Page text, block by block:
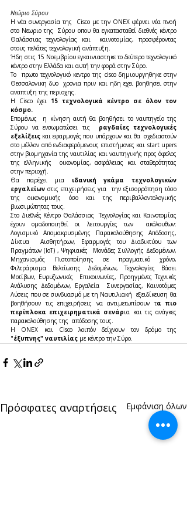
Νεώριο Σύρου
H νέα συνεργασία της  Cisco με την ONEX φέρνει νέα πνοή
στο Νεωριο της  Σύρου οπου θα εγκατασταθεί διεθνές κέντρο
Θαλάσσιας τεχνολογίας και  καινοτομίας, προσφέροντας
στους πελάτες τεχνολογική ανάπτυξη.
Ήδη στις 15 Νοεμβρίου εγκαινιαστηκε το δεύτερο τεχνολογικό
κέντρο στην Ελλάδα και αυτή την φορά στην Σύρο.
Το  πρωτο τεχνολογικό κεντρο της cisco δημιουργηθηκε στην
Θεσσαλονικη δυο  χρονια πριν και ηδη εχει βοηθησει στην
αναπτυξη της περιοχης.
Η Cisco έχει 15 τεχνολογικά κέντρο σε όλον τον
κόσμο.
Επομένως  η κίνηση αυτή θα βοηθήσει το ναυπηγείο της
Σύρου να ενσωματώσει τις
ραγδαίες τεχνολογικές
εξελίξεις και εφαρμογές που υπάρχουν και θα  σχεδιαστούν
στο μέλλον από ενδιαφερόμενους επιστήμονες και start upers
στην βιομηχανία της ναυτιλίας και ναυπηγικής προς όφελος
της ελληνικής  οικονομίας, ασφάλειας και σταθερότητας
στην περιοχή.
Θα παρέχει μια ιδανική γκάμα τεχνολογικών
εργαλείων στις επιχειρήσεις για  την εξισορρόπηση τόσο
της οικονομικής όσο και της περιβαλλοντολογικής
βιωσιμώτητας τους.
Στο Διεθνές Κέντρο Θαλάσσιας  Τεχνολογίας και Καινοτομίας
έχουν ομαδοποιηθεί οι λειτουργίες των  ακόλουθων:
Λογισμικό Απομακρυσμένης Παρακολούθησης Απόδοσης,
Δίκτυα  Αισθητήρων, Εφαρμογές του Διαδικτύου των
Πραγμάτων (ΙοΤ) , Ψηφιακές  Μονάδες Συλλογής Δεδομένων,
Μηχανισμός Πιστοποίησης σε πραγματικό χρόνο,
Φιλτράρισμα Βελτίωσης Δεδομένων, Τεχνολογίες Βάσει
Μοτίβων, Ευρυζωνικές  Επικοινωνίες, Προηγμένες Τεχνικές
Ανάλυσης Δεδομένων, Εργαλεία  Συνεργασίας, Καινοτόμες
Λύσεις που σε συνδυασμό με τη Ναυτιλιακή  εξειδίκευση θα
βοηθήσουν τις επιχειρήσεις να αντιμετωπίσουν τα πιο
περίπλοκα επιχειρηματικά σενάρια και τις ανάγκες
παρακολούθησης της  απόδοσης τους.
Η ONEX και Cisco λοιπόν δείχνουν τον δρόμο της
"έξυπνης" ναυτιλίας με κέντρο την Σύρο.
Πρόσφατες αναρτήσεις Εμφάνιση όλων